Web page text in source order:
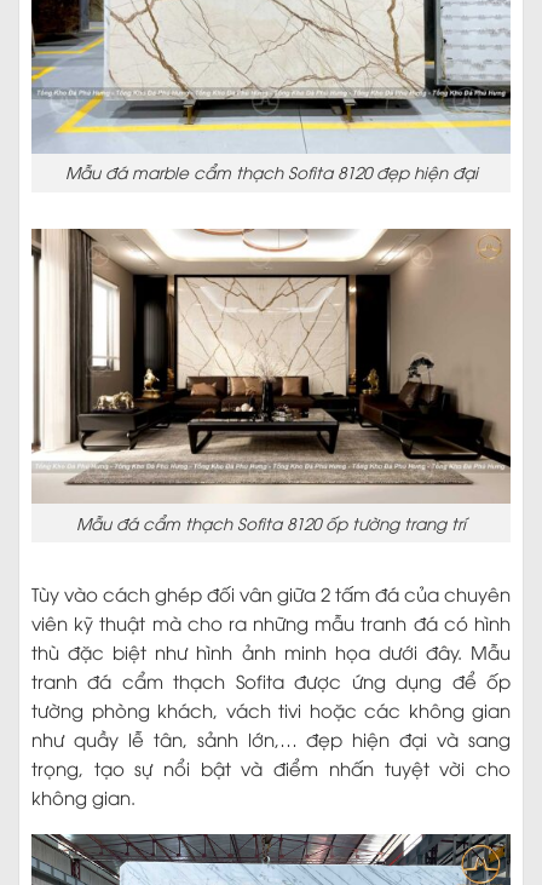
Mẫu đá marble cẩm thạch Sofita 8120 đẹp hiện đại
Mẫu đá cẩm thạch Sofita 8120 ốp tường trang trí
Tùy vào cách ghép đối vân giữa 2 tấm đá của chuyên
viên kỹ thuật mà cho ra những mẫu tranh đá có hình
thù đặc biệt như hình ảnh minh họa dưới đây. Mẫu
tranh đá cẩm thạch Sofita được ứng dụng để ốp
tường phòng khách, vách tivi hoặc các không gian
như quầy lễ tân, sảnh lớn,… đẹp hiện đại và sang
trọng, tạo sự nổi bật và điểm nhấn tuyệt vời cho
không gian.